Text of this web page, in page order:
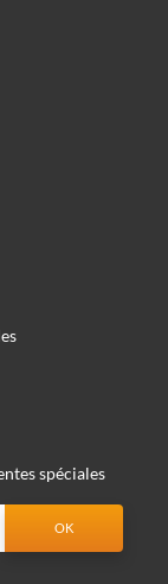
spéciales